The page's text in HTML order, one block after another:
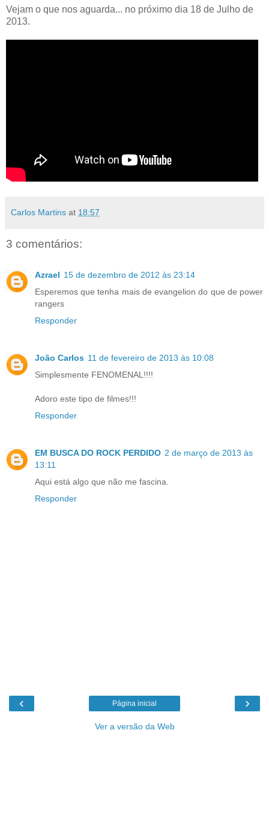
Vejam o que nos aguarda... no próximo dia 18 de Julho de
2013.
Carlos Martins at 18:57
3 comentários:
Azrael 15 de dezembro de 2012 às 23:14
Esperemos que tenha mais de evangelion do que de power
rangers
Responder
João Carlos 11 de fevereiro de 2013 às 10:08
Simplesmente FENOMENAL!!!!
Adoro este tipo de filmes!!!
Responder
EM BUSCA DO ROCK PERDIDO 2 de março de 2013 às
13:11
Aqui está algo que não me fascina.
Responder
‹ ›
Página inicial
Ver a versão da Web